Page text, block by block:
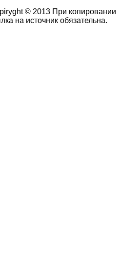
© 2013 При копировании
на источник обязательна.